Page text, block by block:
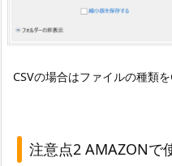
CSVの場合はファイルの種類
注意点2 AMAZONで